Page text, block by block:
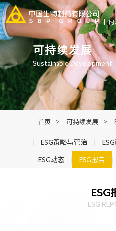
股
关于中生
科研与管线
产品中心
可持续发展
可持续发展
Sustainable Development
首页 > 可持续发展 >
ESG策略与管治
ESG动态 ESG报告
ESG
ESG